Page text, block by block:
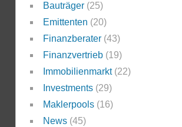
Bauträger(25)
Emittenten (20)
Finanzberater(43)
Finanzvertrieb(19)
Immobilienmarkt(22)
Investments(29)
Maklerpools(16)
News(45)